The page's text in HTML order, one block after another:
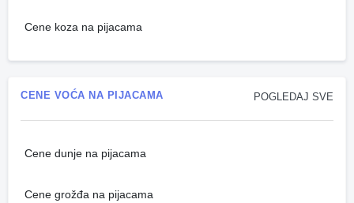
Cene koza na pijacama
POGLEDAJ SVE
CENE VOĆA NA PIJACAMA
Cene dunje na pijacama
Cene grožđa na pijacama